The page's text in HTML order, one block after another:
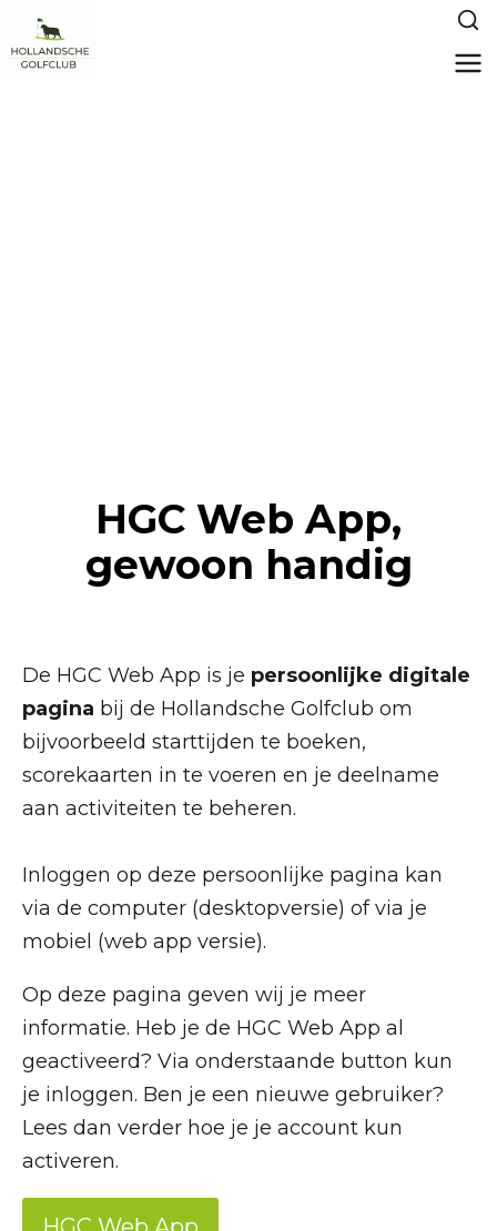
HGC Web App,
gewoon handig
De HGC Web App is je persoonlijke digitale
pagina bij de Hollandsche Golfclub om
bijvoorbeeld starttijden te boeken,
scorekaarten in te voeren en je deelname
aan activiteiten te beheren.
Inloggen op deze persoonlijke pagina kan
via de computer (desktopversie) of via je
mobiel (web app versie).
Op deze pagina geven wij je meer
informatie. Heb je de HGC Web App al
geactiveerd? Via onderstaande button kun
je inloggen. Ben je een nieuwe gebruiker?
Lees dan verder hoe je je account kun
activeren.